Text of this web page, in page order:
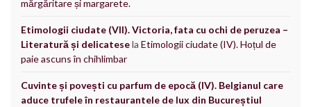
mărgăritare și margarete.
Etimologii ciudate (VII). Victoria, fata cu ochi de peruzea –
Literatură și delicatesela Etimologii ciudate (IV). Hoțul de
paie ascuns în chihlimbar
Cuvinte și povești cu parfum de epocă (IV). Belgianul care
aduce trufele în restaurantele de lux din Bucureștiul